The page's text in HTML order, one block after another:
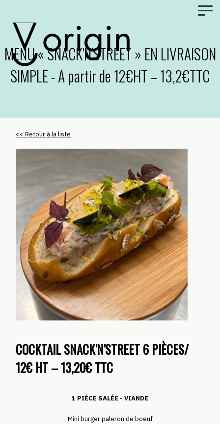
MENU « SNACK'N'STREET » EN LIVRAISON
SIMPLE - A partir de 12€HT – 13,2€TTC
<< Retour à la liste
COCKTAIL SNACK'N'STREET 6 PIÈCES/
12€ HT – 13,20€ TTC
1 PIÈCE SALÉE - VIANDE
Mini burger paleron de boeuf